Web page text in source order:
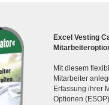
Excel Vesting
Mit diesem
Mitarbeiter
Erfassung ihrer
Optionen